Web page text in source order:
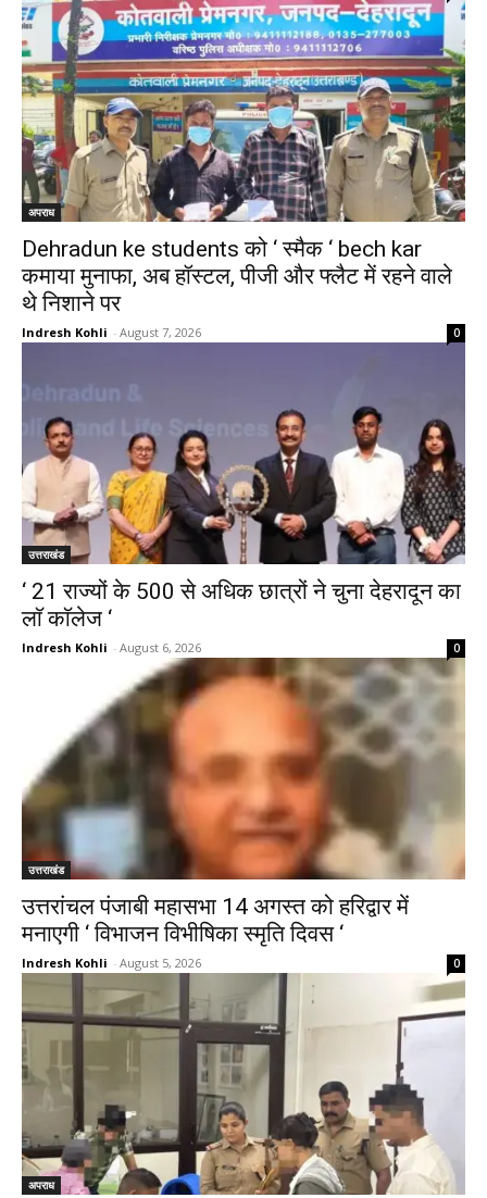
अपराध
Dehradun ke students को ‘ स्मैक ‘ bech kar
कमाया मुनाफा, अब हॉस्टल, पीजी और फ्लैट में रहने वाले
थे निशाने पर
Indresh Kohli - August 7, 2026 0
उत्तराखंड
‘ 21 राज्यों के 500 से अधिक छात्रों ने चुना देहरादून का
लाॅ काॅलेज ‘
Indresh Kohli - August 6, 2026 0
उत्तराखंड
उत्तरांचल पंजाबी महासभा 14 अगस्त को हरिद्वार में
मनाएगी ‘ विभाजन विभीषिका स्मृति दिवस ‘
Indresh Kohli - August 5, 2026 0
अपराध